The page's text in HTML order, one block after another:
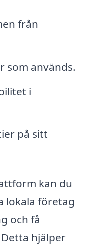
från
som används.
i
på sitt
kan du
lokala företag
och få
hjälper